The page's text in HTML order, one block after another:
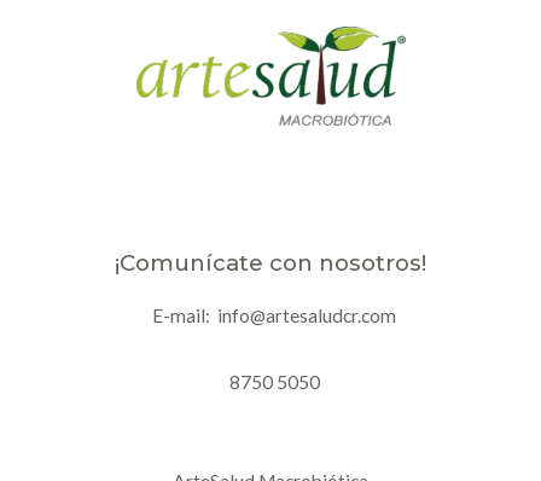
¡Comunícate con nosotros!
E-mail: info@artesaludcr.com
8750 5050